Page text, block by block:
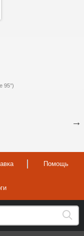
95°)
Помощь